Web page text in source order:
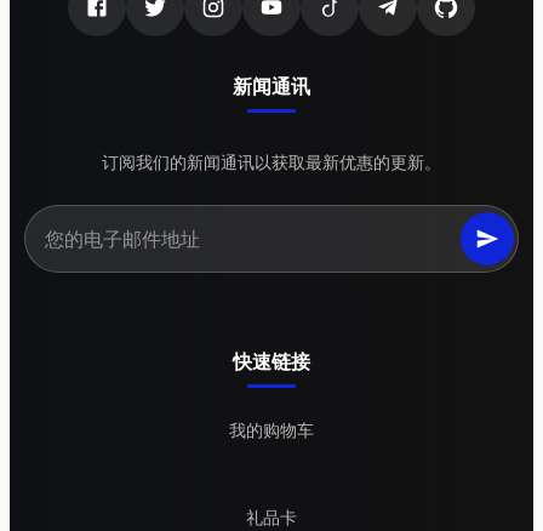
新闻通讯
订阅我们的新闻通讯以获取最新优惠的更新。
快速链接
我的购物车
礼品卡